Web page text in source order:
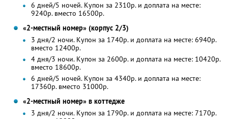
6 дней/5 ночей. Купон за 2310р. и доплата на месте:
9240р. вместо 16500р.
«2-местный номер» (корпус 2/3)
3 дня/2 ночи. Купон за 1740р. и доплата на месте: 6940р.
вместо 12400р.
4 дня/3 ночи. Купон за 2600р. и доплата на месте: 10420р.
вместо 18600р.
6 дней/5 ночей. Купон за 4340р. и доплата на месте:
17360р. вместо 31000р.
«2-местный номер» в коттедже
3 дня/2 ночи. Купон за 1790р. и доплата на месте: 7170р.